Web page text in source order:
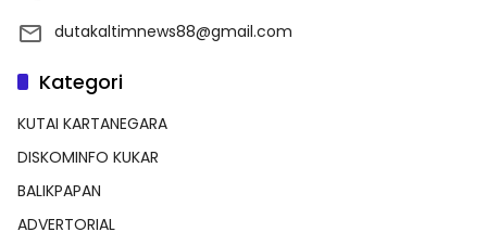
dutakaltimnews88@gmail.com
Kategori
KUTAI KARTANEGARA
DISKOMINFO KUKAR
BALIKPAPAN
ADVERTORIAL